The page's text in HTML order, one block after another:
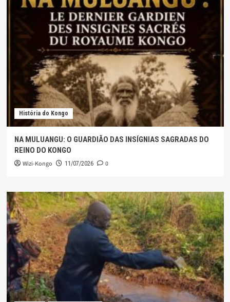
História do Kongo
NA MULUANGU: O GUARDIÃO DAS INSÍGNIAS SAGRADAS DO
REINO DO KONGO
Wizi-Kongo 11/07/2026 0